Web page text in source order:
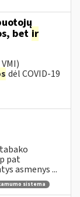
bet ir
dėl COVID-19
pat
asmenys ...
sistema